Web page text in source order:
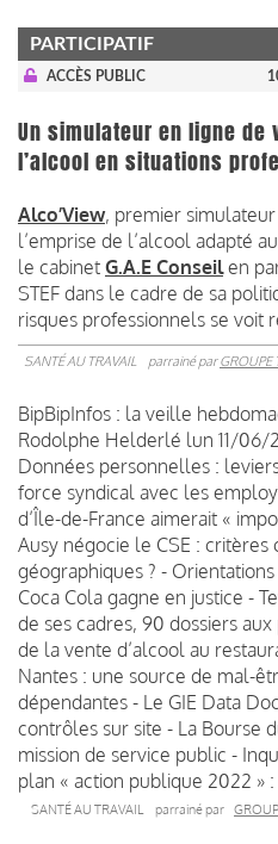
PARTICIPATIF
ACCÈS PUBLIC
Un simulateur en ligne de
l’alcool en situations
Alco’View, premier
l’emprise de l’alcool adapté
le cabinet G.A.E Conseilen
STEF dans le cadre de sa
risques professionnels se voit
SANTÉ AU TRAVAIL parrainé parGROUPE
BipBipInfos : la veille
Rodolphe Helderlé lun 11/06/
Données personnelles :
force syndical avec les
d’Île-de-France aimerait «
Ausy négocie le CSE : critères
géographiques ? -
Coca Cola gagne en justice -
de ses cadres, 90 dossiers
de la vente d’alcool au
Nantes : une source de mal-
dépendantes - Le GIE Data
contrôles sur site - La Bourse
mission de service public -
plan « action publique 2022 »
SANTÉ AU TRAVAIL parrainé par